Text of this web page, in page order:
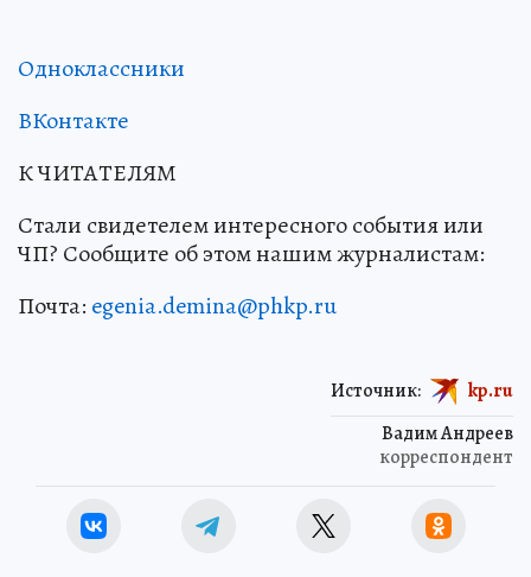
Одноклассники
ВКонтакте
К ЧИТАТЕЛЯМ
Стали свидетелем интересного события или
ЧП? Сообщите об этом нашим журналистам:
Почта: egenia.demina@phkp.ru
Вадим Андреев
корреспондент
Источник: kp.ru